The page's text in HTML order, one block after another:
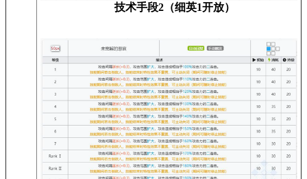
技术手段2（细英1开放）